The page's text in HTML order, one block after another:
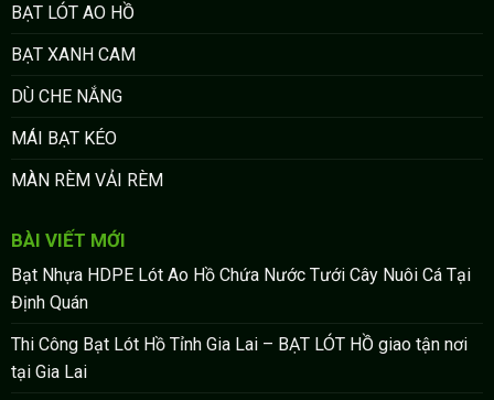
BẠT LÓT AO HỒ
BẠT XANH CAM
DÙ CHE NẮNG
MÁI BẠT KÉO
MÀN RÈM VẢI RÈM
BÀI VIẾT MỚI
Bạt Nhựa HDPE Lót Ao Hồ Chứa Nước Tưới Cây Nuôi Cá Tại
Định Quán
Thi Công Bạt Lót Hồ Tỉnh Gia Lai – BẠT LÓT HỒ giao tận nơi
tại Gia Lai